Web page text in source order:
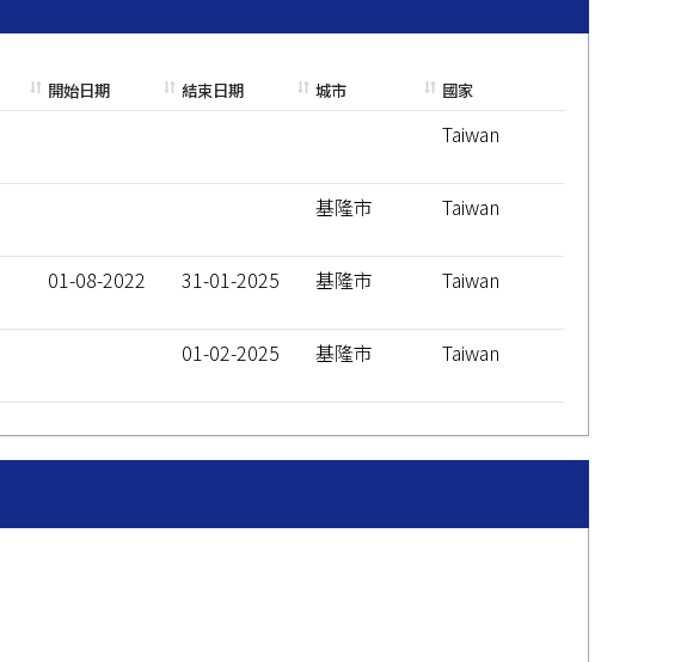
開始日期 結束日期 城市 國家
Taiwan
基隆市 Taiwan
01-08-2022 31-01-2025 基隆市 Taiwan
01-02-2025 基隆市 Taiwan